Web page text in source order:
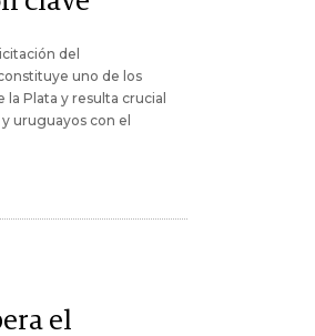
del
uno de los
Plata y resulta crucial
uruguayos con el
el